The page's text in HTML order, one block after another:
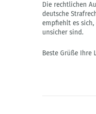
auf
zum
Cartoons
von
Die rechtlichen
deutsche
empfiehlt es
unsicher sind.
Beste Grüße Ihre